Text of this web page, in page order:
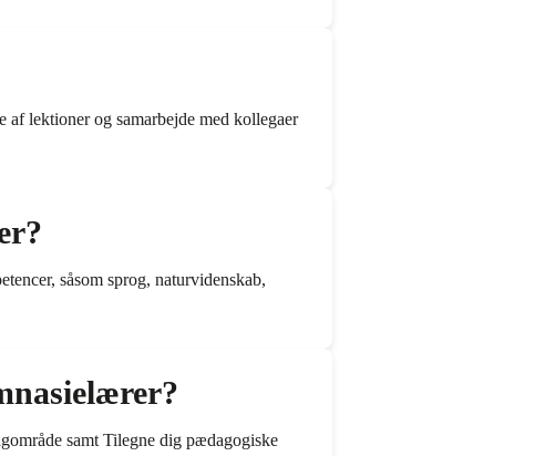
lektioner og samarbejde med kollegaer
såsom sprog, naturvidenskab,
samt Tilegne dig pædagogiske